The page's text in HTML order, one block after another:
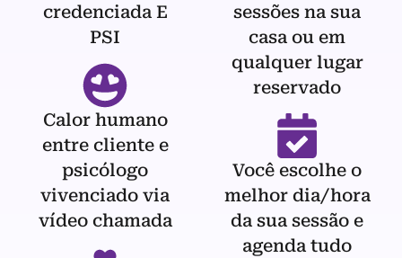
credenciada E
PSI
Calor humano
entre cliente e
psicólogo
vivenciado via
vídeo chamada
sessões na sua
casa ou em
qualquer lugar
reservado
Você escolhe o
melhor dia/hora
da sua sessão e
agenda tudo